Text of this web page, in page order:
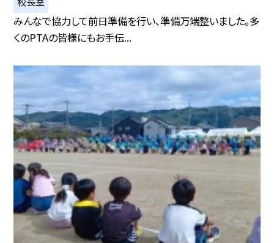
みんなで協力して前日準備を行い、準備万端整いました。多
くのPTAの皆様にもお手伝...